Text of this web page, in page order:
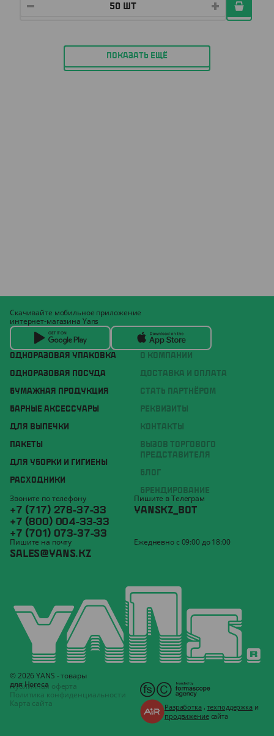
ПОКАЗАТЬ ЕЩЁ
ОДНОРАЗОВАЯ УПАКОВКА
ОДНОРАЗОВАЯ ПОСУДА
БУМАЖНАЯ ПРОДУКЦИЯ
БАРНЫЕ АКСЕССУАРЫ
ДЛЯ ВЫПЕЧКИ
ПАКЕТЫ
ДЛЯ УБОРКИ И ГИГИЕНЫ
РАСХОДНИКИ
О КОМПАНИИ
ДОСТАВКА И ОПЛАТА
СТАТЬ ПАРТНЁРОМ
РЕКВИЗИТЫ
КОНТАКТЫ
ВЫЗОВ ТОРГОВОГО
ПРЕДСТАВИТЕЛЯ
БЛОГ
БРЕНДИРОВАНИЕ
Скачивайте мобильное приложение
интернет-магазина Yans
Звоните по телефону
+7 (717) 278-37-33
+7 (800) 004-33-33
+7 (701) 073-37-33
Пишите в Телеграм
YANSKZ_BOT
Пишите на почту
SALES@YANS.KZ
Ежедневно с 09:00 до 18:00
© 2026 YANS - товары
для Horeca
Публичная оферта
Политика конфиденциальности
Карта сайта
Разработка,техподдержка и
продвижениесайта